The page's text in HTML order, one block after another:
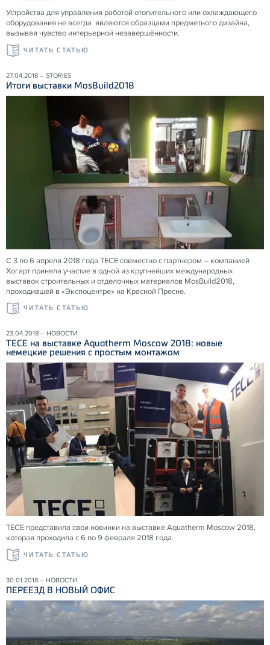
Устройства для управления работой отопительного или охлаждающего
оборудования не всегда являются образцами предметного дизайна,
вызывая чувство интерьерной незавершённости.
ЧИТАТЬ СТАТЬЮ
27.04.2018 – STORIES
Итоги выставки MosBuild2018
С 3 по 6 апреля 2018 года ТЕСЕ совместно с партнером – компанией
Хогарт приняла участие в одной из крупнейших международных
выставок строительных и отделочных материалов MosBuild2018,
проходившей в «Экспоцентре» на Красной Пресне.
ЧИТАТЬ СТАТЬЮ
23.04.2018 – НОВОСТИ
ТЕСЕ на выставке Aquatherm Moscow 2018: новые
немецкие решения с простым монтажом
ТЕСЕ представила свои новинки на выставке Aquatherm Moscow 2018,
которая проходила с 6 по 9 февраля 2018 года.
ЧИТАТЬ СТАТЬЮ
30.01.2018 – НОВОСТИ
ПЕРЕЕЗД В НОВЫЙ ОФИС